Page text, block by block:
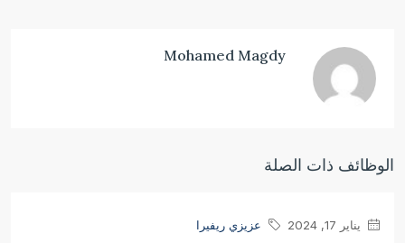
Mohamed Magdy
الوظائف ذات الصلة
يناير 17, 2024 عزيزي ريفيرا